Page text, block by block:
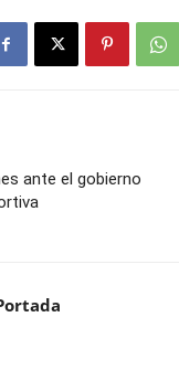
ante el gobierno